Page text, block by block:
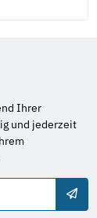
Ihrer
und jederzeit